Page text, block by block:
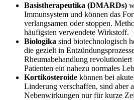
Basistherapeutika (DMARDs)
Immunsystem und können das
verlangsamen oder stoppen.
häufigsten verwendete Wirkstoff.
Biologika sind biotechnologisch
die gezielt in
Rheumabehandlung
Patienten ein nahezu normales
Kortikosteroide können bei
Linderung verschaffen, sind aber
Nebenwirkungen nur für kurze